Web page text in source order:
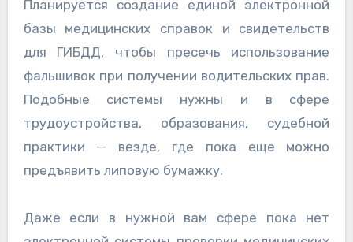
Планируется создание единой электронной
базы медицинских справок и свидетельств
для ГИБДД, чтобы пресечь использование
фальшивок при получении водительских прав.
Подобные системы нужны и в сфере
трудоустройства, образования, судебной
практики — везде, где пока еще можно
предъявить липовую бумажку.
Даже если в нужной вам сфере пока нет